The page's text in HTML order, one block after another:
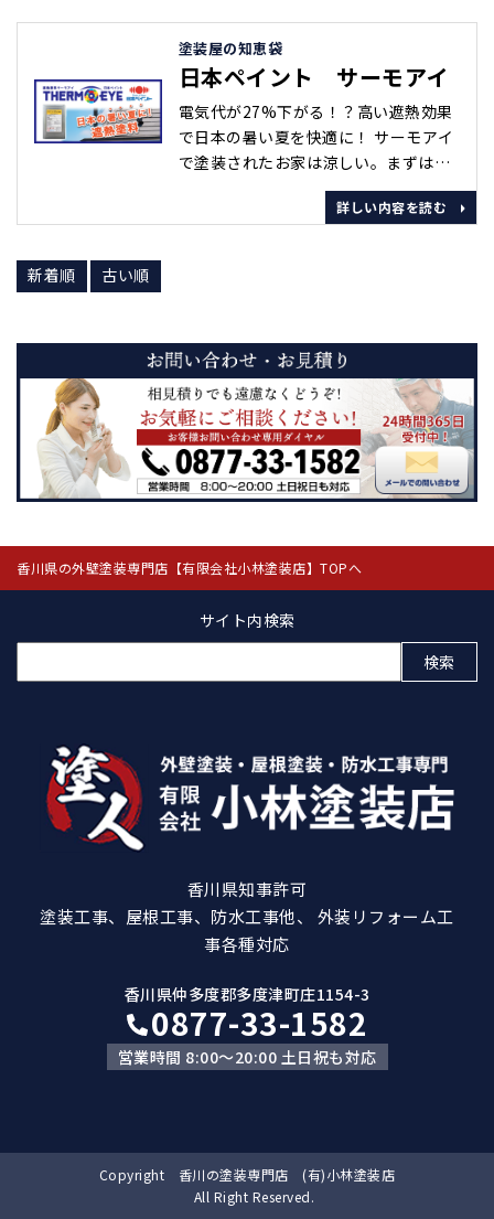
雪や汚れが滑り落ちやすい、燃えにく
い、高級塗料として人気があります。
従来のフッ素系塗料の弱点を克服した
ファイン4Fセラミック そんなフッ･･･
塗装屋の知恵袋
日本ペイント サーモアイ
電気代が27%下がる！？高い遮熱効果
で日本の暑い夏を快適に！ サーモアイ
で塗装されたお家は涼しい。まずはそ
の効果を赤外線カメラでご覧くださ
い。 温度が高い場所ほど赤く見えます
暑さから守ることが可能です。 「電気
代が27%も下がった」という、嬉し
い･･･
詳しい内容を読む
新着順 古い順
香川県の外壁塗装専門店【有限会社小林塗装店】TOPへ
サイト内検索
索:
香川県知事許可
塗装工事、屋根工事、防水工事他、 外装リフォーム工
事各種対応
香川県仲多度郡多度津町庄1154-3
0877-33-1582
営業時間 8:00～20:00 土日祝も対応
Copyright 香川の塗装専門店 (有)小林塗装店
All Right Reserved.